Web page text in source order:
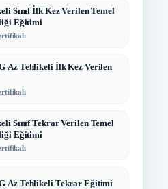
Sınıf İlk Kez Verilen Temel
Eğitimi
Az Tehlikeli İlk Kez Verilen
Sınıf Tekrar Verilen Temel
Eğitimi
Az Tehlikeli Tekrar Eğitimi